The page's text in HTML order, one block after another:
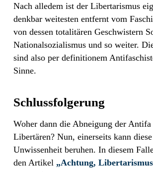
Nach alledem ist der Libertarismus
denkbar weitesten entfernt vom
von dessen totalitären Geschwistern
Nationalsozialismus und so weiter.
sind also per definitionem
Sinne.
Schlussfolgerung
Woher dann die Abneigung der Antifa
Libertären? Nun, einerseits kann
Unwissenheit beruhen. In diesem
den Artikel „Achtung,